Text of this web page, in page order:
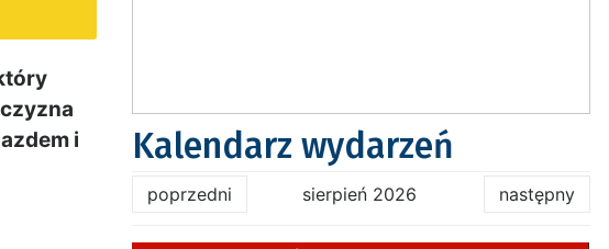
i
Kalendarz wydarzeń
poprzedni sierpień 2026 następny